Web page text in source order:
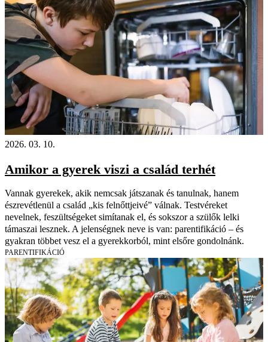
2026. 03. 10.
Amikor a gyerek viszi a család terhét
Vannak gyerekek, akik nemcsak játszanak és tanulnak, hanem
észrevétlenül a család „kis felnőttjeivé” válnak. Testvéreket
nevelnek, feszültségeket simítanak el, és sokszor a szülők lelki
támaszai lesznek. A jelenségnek neve is van: parentifikáció – és
gyakran többet vesz el a gyerekkorból, mint elsőre gondolnánk.
PARENTIFIKÁCIÓ